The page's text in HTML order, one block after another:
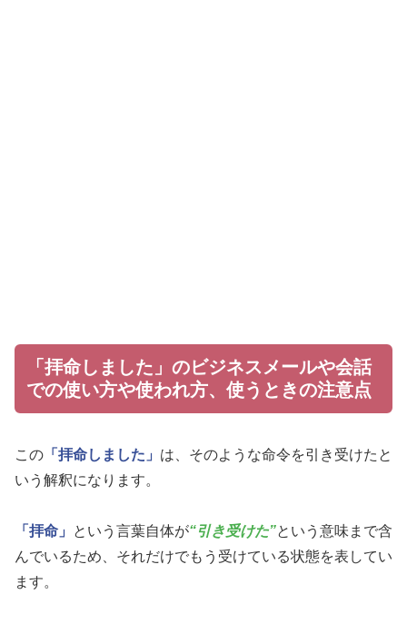
「拝命しました」のビジネスメールや会話
での使い方や使われ方、使うときの注意点
この 「拝命しました」 は、そのような命令を引き受けたと
いう解釈になります。
「拝命」 という言葉自体が“引き受けた”という意味まで含
んでいるため、それだけでもう受けている状態を表してい
ます。